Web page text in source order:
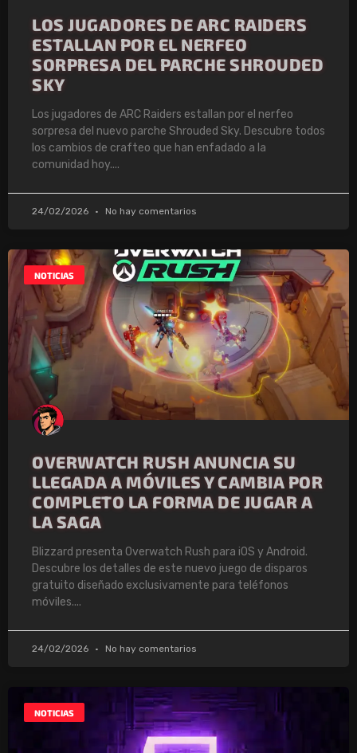
LOS JUGADORES DE ARC RAIDERS
ESTALLAN POR EL NERFEO
SORPRESA DEL PARCHE SHROUDED
SKY
Los jugadores de ARC Raiders estallan por el nerfeo
sorpresa del nuevo parche Shrouded Sky. Descubre todos
los cambios de crafteo que han enfadado a la
comunidad hoy.
24/02/2026 No hay comentarios
NOTICIAS
OVERWATCH RUSH ANUNCIA SU
LLEGADA A MÓVILES Y CAMBIA POR
COMPLETO LA FORMA DE JUGAR A
LA SAGA
Blizzard presenta Overwatch Rush para iOS y Android.
Descubre los detalles de este nuevo juego de disparos
gratuito diseñado exclusivamente para teléfonos
móviles.
24/02/2026 No hay comentarios
NOTICIAS